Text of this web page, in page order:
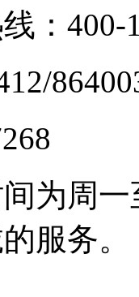
： 400-
为周一
服务。